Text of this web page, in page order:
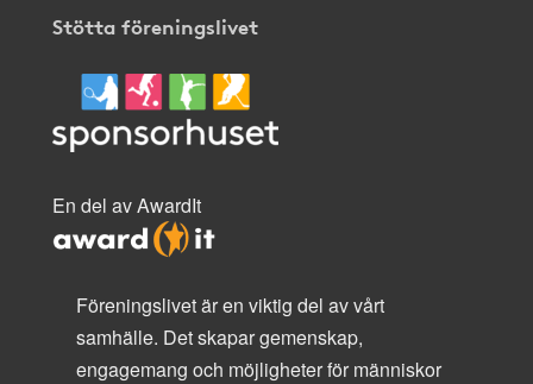
Stötta föreningslivet
En del av AwardIt
Föreningslivet är en viktig del av vårt
samhälle. Det skapar gemenskap,
engagemang och möjligheter för människor